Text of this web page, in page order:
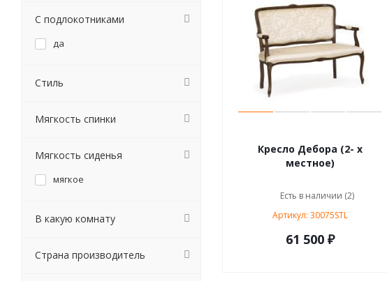
Кресло Дебора (2- х
местное)
Есть в наличии (2)
Артикул: 30075STL
61 500 ₽
С подлокотниками
да
Стиль
Мягкость спинки
Мягкость сиденья
мягкое
В какую комнату
Страна производитель